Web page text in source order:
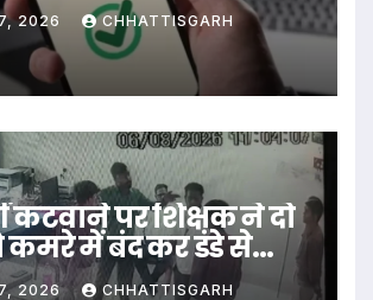
2026 CHHATTISGARH
कटवाने पर शिक्षक ने दो
कमरे में बंद कर डंडे से
2026 CHHATTISGARH